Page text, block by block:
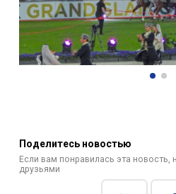
Поделитесь новостью
Если вам понравилась эта новость,
друзьями